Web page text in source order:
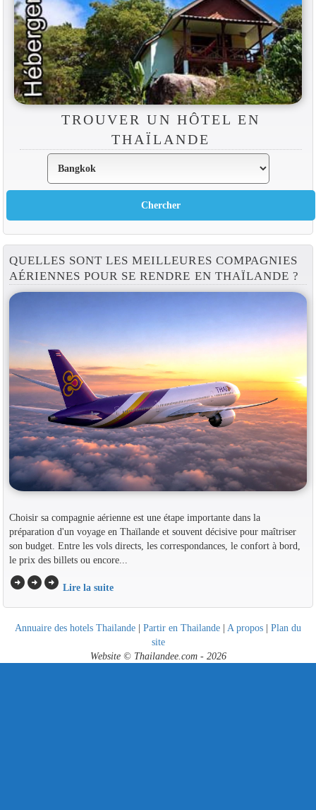
TROUVER UN HÔTEL EN
THAÏLANDE
QUELLES SONT LES MEILLEURES COMPAGNIES
AÉRIENNES POUR SE RENDRE EN THAÏLANDE ?
Choisir sa compagnie aérienne est une étape importante dans la
préparation d'un voyage en Thaïlande et souvent décisive pour maîtriser
son budget. Entre les vols directs, les correspondances, le confort à bord,
le prix des billets ou encore...
arrow_circle_rightarrow_circle_rightarrow_circle_right Lire la suite
Annuaire des hotels Thailande | Partir en Thailande | A propos | Plan du
site
Website © Thailandee.com - 2026